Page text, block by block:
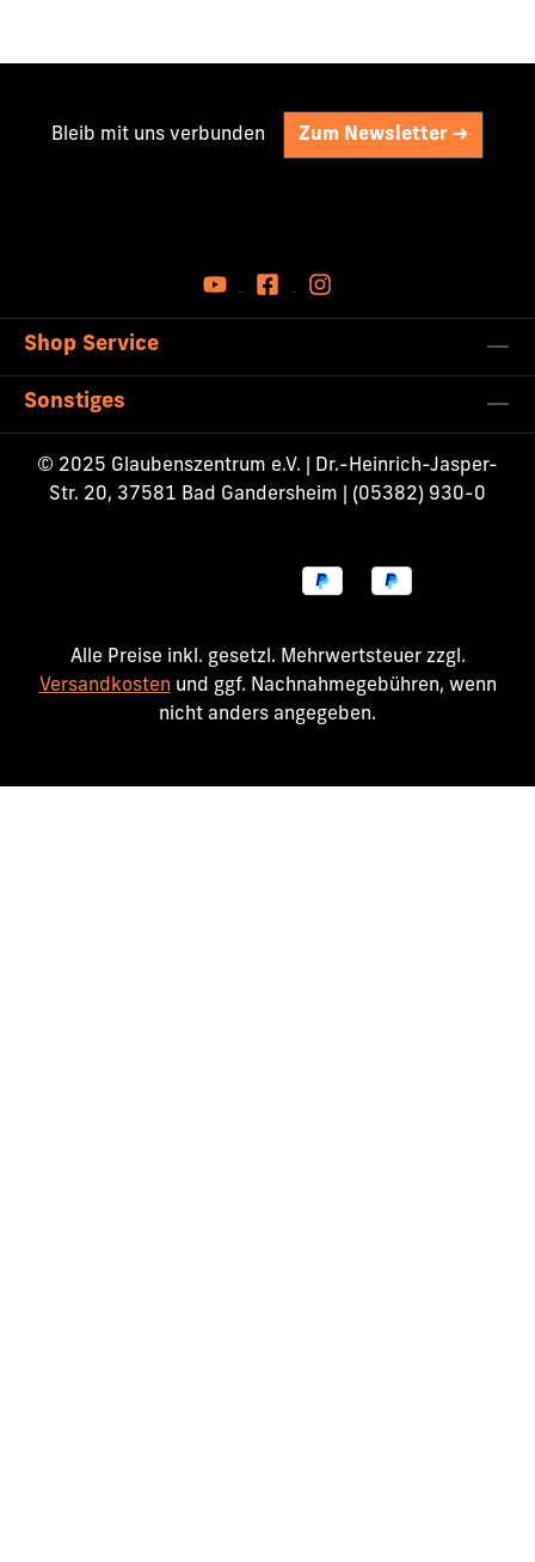
Bleib mit uns verbunden Zum Newsletter ->
Shop Service
Sonstiges
© 2025 Glaubenszentrum e.V. | Dr.-Heinrich-Jasper-
Str. 20, 37581 Bad Gandersheim | (05382) 930-0
Alle Preise inkl. gesetzl. Mehrwertsteuer zzgl.
Versandkosten und ggf. Nachnahmegebühren, wenn
nicht anders angegeben.